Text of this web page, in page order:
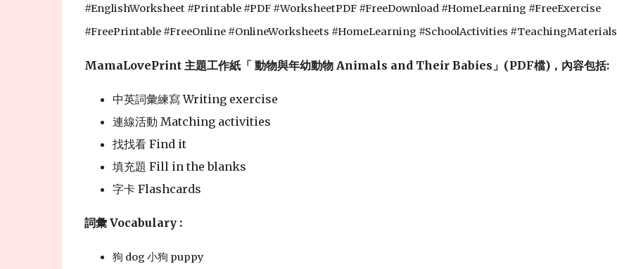
#EnglishWorksheet #Printable #PDF #WorksheetPDF #FreeDownload #HomeLearning #FreeExercise
#FreePrintable #FreeOnline #OnlineWorksheets #HomeLearning #SchoolActivities #TeachingMaterials
MamaLovePrint 主題工作紙「 動物與年幼動物 Animals and Their Babies」(PDF檔)，內容包括:
中英詞彙練寫 Writing exercise
連線活動 Matching activities
找找看 Find it
填充題 Fill in the blanks
字卡 Flashcards
詞彙 Vocabulary :
狗 dog 小狗 puppy